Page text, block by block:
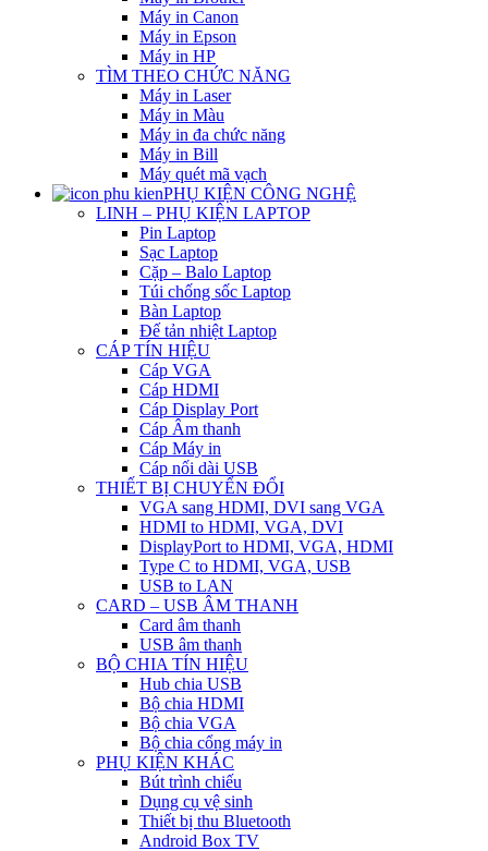
Máy in Canon
Máy in Epson
Máy in HP
TÌM THEO CHỨC NĂNG
Máy in Laser
Máy in Màu
Máy in đa chức năng
Máy in Bill
Máy quét mã vạch
PHỤ KIỆN CÔNG NGHỆ
LINH – PHỤ KIỆN LAPTOP
Pin Laptop
Sạc Laptop
Cặp – Balo Laptop
Túi chống sốc Laptop
Bàn Laptop
Đế tản nhiệt Laptop
CÁP TÍN HIỆU
Cáp VGA
Cáp HDMI
Cáp Display Port
Cáp Âm thanh
Cáp Máy in
Cáp nối dài USB
THIẾT BỊ CHUYỂN ĐỔI
VGA sang HDMI, DVI sang VGA
HDMI to HDMI, VGA, DVI
DisplayPort to HDMI, VGA, HDMI
Type C to HDMI, VGA, USB
USB to LAN
CARD – USB ÂM THANH
Card âm thanh
USB âm thanh
BỘ CHIA TÍN HIỆU
Hub chia USB
Bộ chia HDMI
Bộ chia VGA
Bộ chia cổng máy in
PHỤ KIỆN KHÁC
Bút trình chiếu
Dụng cụ vệ sinh
Thiết bị thu Bluetooth
Android Box TV